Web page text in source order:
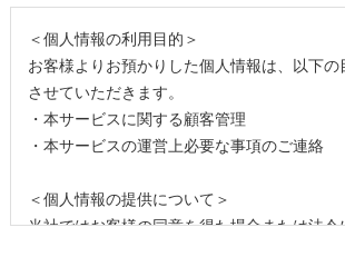
＜個人情報の利用目的＞
お客様よりお預かりした個人情報は、以下
させていただきます。
・本サービスに関する顧客管理
・本サービスの運営上必要な事項のご連絡
＜個人情報の提供について＞
当社ではお客様の同意を得た場合または法